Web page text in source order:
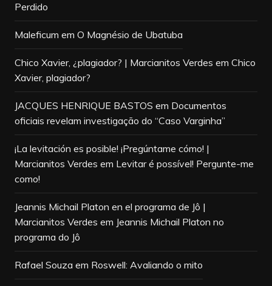
Perdido
Maleficum em O Magnésio de Ubatuba
Chico Xavier, ¿plagiador? | Marcianitos Verdes em Chico
Xavier, plagiador?
JACQUES HENRIQUE BASTOS em Documentos
oficiais revelam investigação do “Caso Varginha”
¡La levitación es posible! ¡Pregúntame cómo! |
Marcianitos Verdes em Levitar é possível! Pergunte-me
como!
Jeannis Michail Platon en el programa de Jô |
Marcianitos Verdes em Jeannis Michail Platon no
programa do Jô
Rafael Souza em Roswell: Avaliando o mito